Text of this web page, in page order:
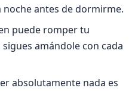
antes de dormirme.
puede romper tu
amándole con cada
absolutamente nada es